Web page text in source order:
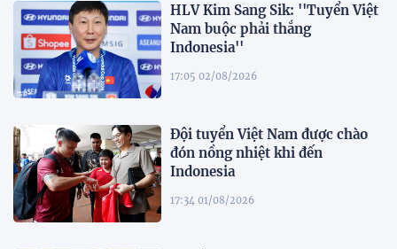
HLV Kim Sang Sik: ''Tuyển Việt
Nam buộc phải thắng
Indonesia''
17:05 02/08/2026
Đội tuyển Việt Nam được chào
đón nồng nhiệt khi đến
Indonesia
17:34 01/08/2026